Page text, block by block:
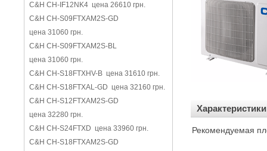
C&H CH-IF12NK4 цена 26610 грн.
C&H CH-S09FTXAM2S-GD
цена 31060 грн.
C&H CH-S09FTXAM2S-BL
цена 31060 грн.
C&H CH-S18FTXHV-B цена 31610 грн.
C&H CH-S18FTXAL-GD цена 32160 грн.
C&H CH-S12FTXAM2S-GD
цена 32280 грн.
C&H CH-S24FTXD цена 33960 грн.
C&H CH-S18FTXAM2S-GD
Характеристики
Рекомендуемая